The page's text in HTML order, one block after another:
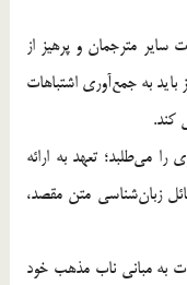
ساير مترجمان و پرهيز از
به جمع‌آوري اشتباهات
کند.
مي‌طلبد؛ تعهد به ارائه
زبان‌شناسي متن مقصد،
به مباني ناب مذهب خود